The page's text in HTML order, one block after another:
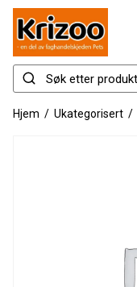
Hjem / Ukategorisert /